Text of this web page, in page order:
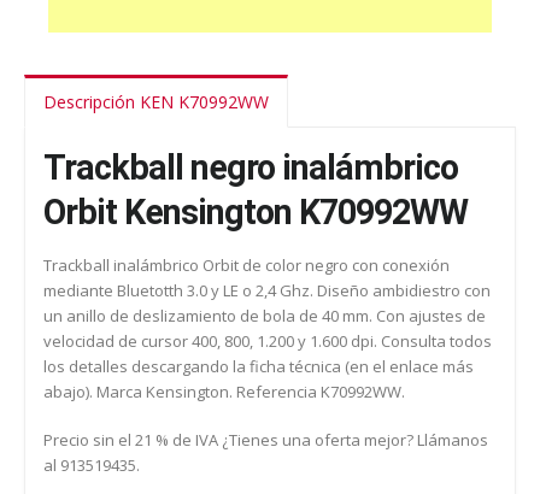
Descripción KEN K70992WW
Trackball negro inalámbrico
Orbit Kensington K70992WW
Trackball inalámbrico Orbit de color negro con conexión
mediante Bluetotth 3.0 y LE o 2,4 Ghz. Diseño ambidiestro con
un anillo de deslizamiento de bola de 40 mm. Con ajustes de
velocidad de cursor 400, 800, 1.200 y 1.600 dpi. Consulta todos
los detalles descargando la ficha técnica (en el enlace más
abajo). Marca Kensington. Referencia K70992WW.
Precio sin el 21 % de IVA ¿Tienes una oferta mejor? Llámanos
al 913519435.